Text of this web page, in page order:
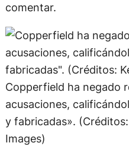
comentar.
Copperfield ha negado
acusaciones,
y fabricadas».
Images)